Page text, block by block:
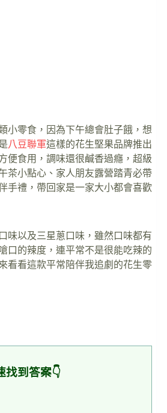
小零食，因為下午總會肚子餓，想
八豆聯軍這樣的花生堅果品牌推出
便食用，調味還很鹹香過癮，超級
茶小點心、家人朋友露營踏青必帶
手禮，帶回家是一家大小都會喜歡
味以及三星蔥口味，雖然口味都有
口的辣度，連平常不是很能吃辣的
看看這款平常陪伴我追劇的花生零
到答案👇